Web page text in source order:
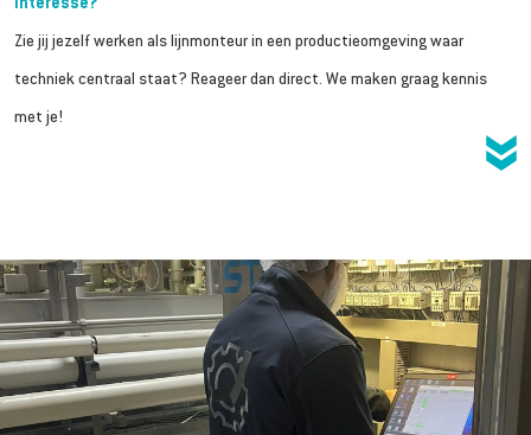
Zie jij jezelf werken als lijnmonteur in een productieomgeving waar
techniek centraal staat? Reageer dan direct. We maken graag kennis
met je!